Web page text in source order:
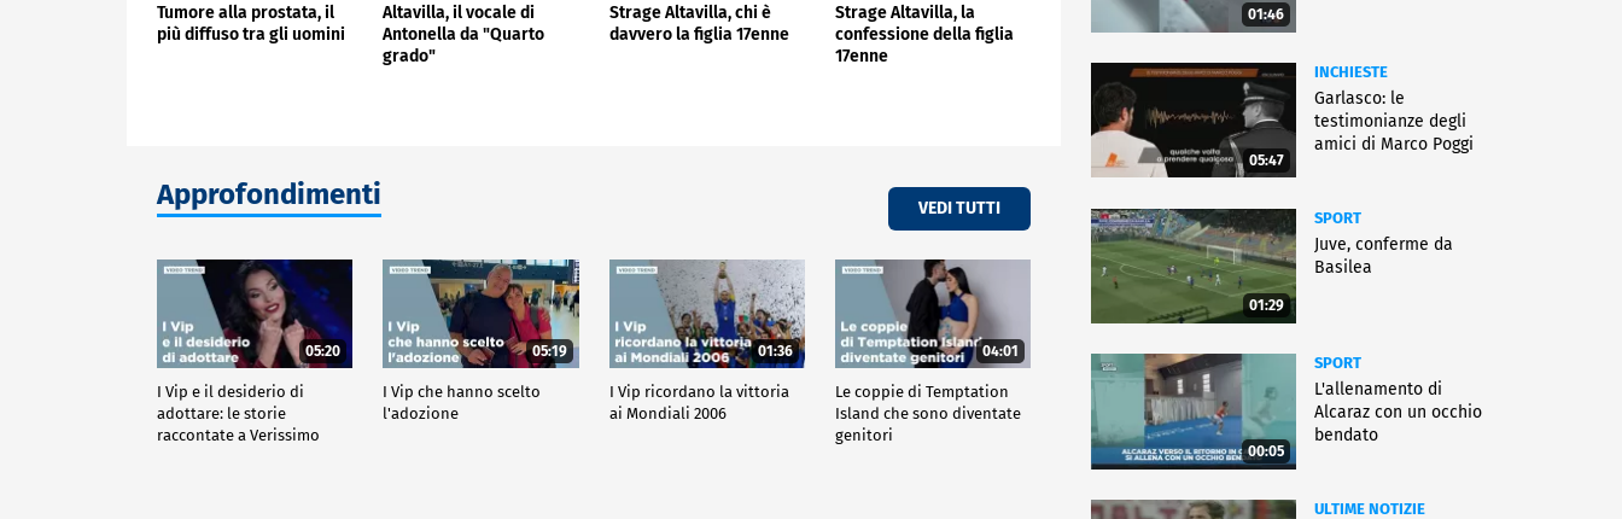
Tumore alla prostata, il
più diffuso tra gli uomini
Altavilla, il vocale di
Antonella da "Quarto
grado"
Strage Altavilla, chi è
davvero la figlia 17enne
Strage Altavilla, la
confessione della figlia
17enne
Approfondimenti VEDI TUTTI
05:20
I Vip e il desiderio di
adottare: le storie
raccontate a Verissimo
05:19
I Vip che hanno scelto
l'adozione
01:36
I Vip ricordano la vittoria
ai Mondiali 2006
04:01
Le coppie di Temptation
Island che sono diventate
genitori
01:46
05:47
INCHIESTE
Garlasco: le
testimonianze degli
amici di Marco Poggi
01:29
SPORT
Juve, conferme da
Basilea
00:05
SPORT
L'allenamento di
Alcaraz con un occhio
bendato
ULTIME NOTIZIE